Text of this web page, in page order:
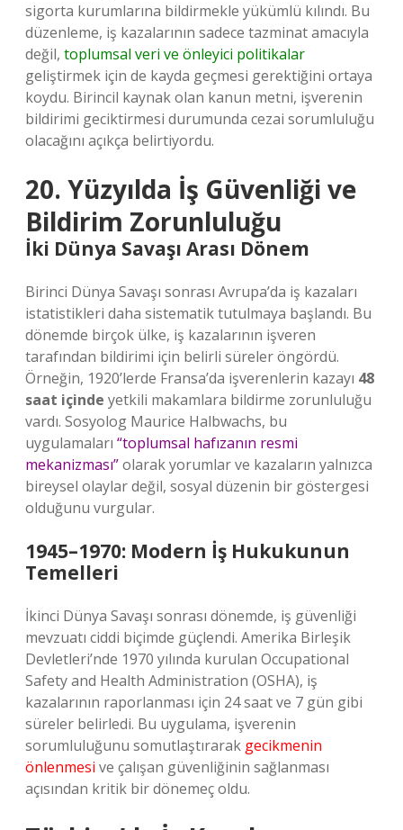
sigorta kurumlarına bildirmekle yükümlü kılındı. Bu
düzenleme, iş kazalarının sadece tazminat amacıyla
değil, toplumsal veri ve önleyici politikalar
geliştirmek için de kayda geçmesi gerektiğini ortaya
koydu. Birincil kaynak olan kanun metni, işverenin
bildirimi geciktirmesi durumunda cezai sorumluluğu
olacağını açıkça belirtiyordu.
20. Yüzyılda İş Güvenliği ve
Bildirim Zorunluluğu
İki Dünya Savaşı Arası Dönem
Birinci Dünya Savaşı sonrası Avrupa’da iş kazaları
istatistikleri daha sistematik tutulmaya başlandı. Bu
dönemde birçok ülke, iş kazalarının işveren
tarafından bildirimi için belirli süreler öngördü.
Örneğin, 1920’lerde Fransa’da işverenlerin kazayı 48
saat içinde yetkili makamlara bildirme zorunluluğu
vardı. Sosyolog Maurice Halbwachs, bu
uygulamaları “toplumsal hafızanın resmi
mekanizması”olarak yorumlar ve kazaların yalnızca
bireysel olaylar değil, sosyal düzenin bir göstergesi
olduğunu vurgular.
1945–1970: Modern İş Hukukunun
Temelleri
İkinci Dünya Savaşı sonrası dönemde, iş güvenliği
mevzuatı ciddi biçimde güçlendi. Amerika Birleşik
Devletleri’nde 1970 yılında kurulan Occupational
Safety and Health Administration (OSHA), iş
kazalarının raporlanması için 24 saat ve 7 gün gibi
süreler belirledi. Bu uygulama, işverenin
sorumluluğunu somutlaştırarak gecikmenin
önlenmesi ve çalışan güvenliğinin sağlanması
açısından kritik bir dönemeç oldu.